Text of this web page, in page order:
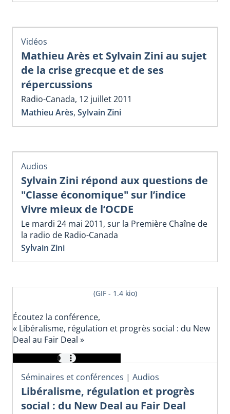
Vidéos
Mathieu Arès et Sylvain Zini au sujet
de la crise grecque et de ses
répercussions
Radio-Canada, 12 juillet 2011
Mathieu Arès, Sylvain Zini
Audios
Sylvain Zini répond aux questions de
"Classe économique" sur l’indice
Vivre mieux de l’OCDE
Le mardi 24 mai 2011, sur la Première Chaîne de
la radio de Radio-Canada
Sylvain Zini
(GIF - 1.4 kio)
Écoutez la conférence,
« Libéralisme, régulation et progrès social : du New
Deal au Fair Deal »
Séminaires et conférences | Audios
Libéralisme, régulation et progrès
social : du New Deal au Fair Deal